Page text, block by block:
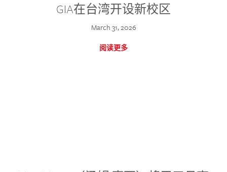
GIA在台湾开设新校区
March 31, 2026
阅读更多